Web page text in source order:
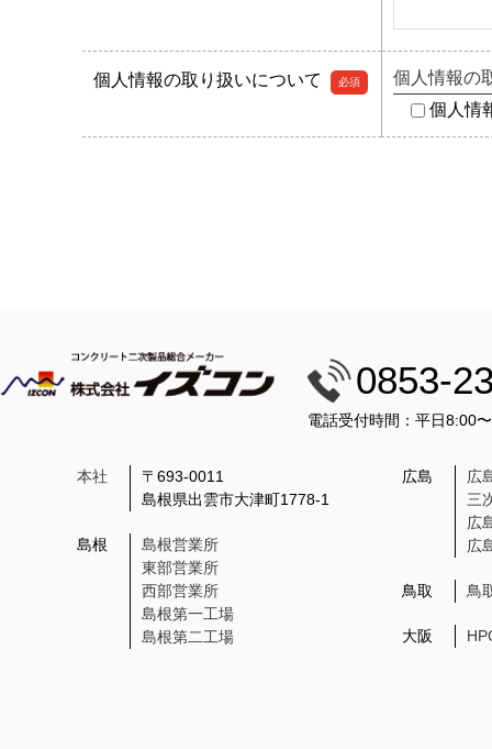
個人情報の取り扱いについて 必須
個人情報の
個人情
0853-
電話受付時間：平日8:00
本社
〒693-0011
島根県出雲市大津町1778-1
島根
島根営業所
東部営業所
西部営業所
島根第一工場
島根第二工場
広島
広
三
広
広
鳥取 鳥
大阪